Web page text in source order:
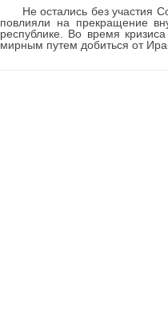
Не остались без участия
повлияли на прекращение
республике. Во время
мирным путем добиться от